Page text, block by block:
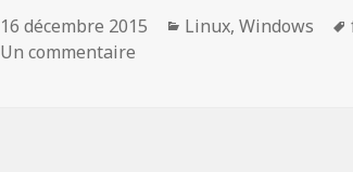
Publié
le
16 décembre 2015 Catégories
Linux,Windows
Un commentaire